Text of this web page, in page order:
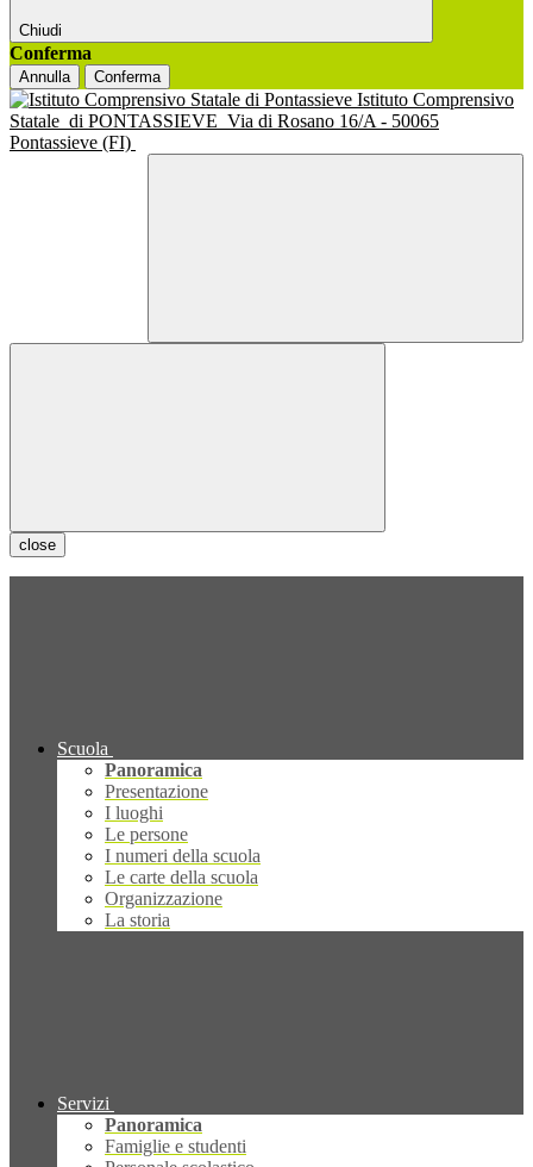
Chiudi
Conferma
Annulla Conferma
Istituto Comprensivo
Statale di PONTASSIEVE Via di Rosano 16/A - 50065
Pontassieve (FI)
close
Scuola
Panoramica
Presentazione
I luoghi
Le persone
I numeri della scuola
Le carte della scuola
Organizzazione
La storia
Servizi
Panoramica
Famiglie e studenti